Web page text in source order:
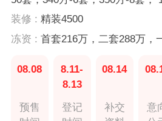
装修 : 精装4500
冻资 : 首套216万，二套288万，
08.08
预售
8.11-
8.13
登记
08.14
补交
意